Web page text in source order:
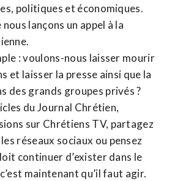
politiques et économiques.
lançons un appel à la
: voulons-nous laisser mourir
et laisser la presse ainsi que la
des grands groupes privés ?
du Journal Chrétien,
sur Chrétiens TV, partagez
réseaux sociaux ou pensez
continuer d’exister dans le
maintenant qu’il faut agir.